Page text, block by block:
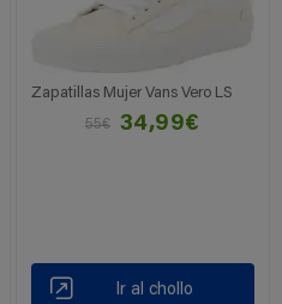
Zapatillas Mujer Vans Vero LS
55€
34,99€
Ir al chollo